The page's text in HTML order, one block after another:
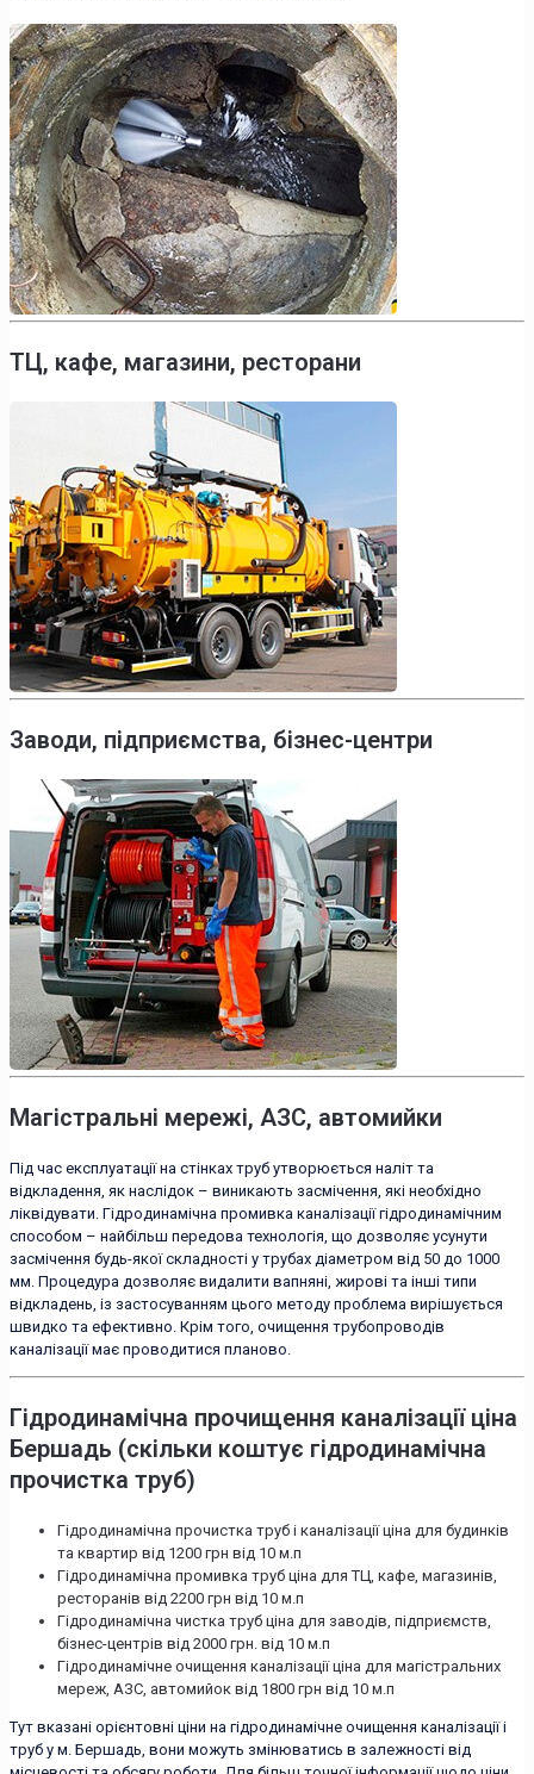
ТЦ, кафе, магазини, ресторани
Заводи, підприємства, бізнес-центри
Магістральні мережі, АЗС, автомийки
Під час експлуатації на стінках труб утворюється наліт та
відкладення, як наслідок – виникають засмічення, які необхідно
ліквідувати. Гідродинамічна промивка каналізації гідродинамічним
способом – найбільш передова технологія, що дозволяє усунути
засмічення будь-якої складності у трубах діаметром від 50 до 1000
мм. Процедура дозволяє видалити вапняні, жирові та інші типи
відкладень, із застосуванням цього методу проблема вирішується
швидко та ефективно. Крім того, очищення трубопроводів
каналізації має проводитися планово.
Гідродинамічна прочищення каналізації ціна
Бершадь (скільки коштує гідродинамічна
прочистка труб)
Гідродинамічна прочистка труб і каналізації ціна для будинків
та квартир від 1200 грн від 10 м.п
Гідродинамічна промивка труб ціна для ТЦ, кафе, магазинів,
ресторанів від 2200 грн від 10 м.п
Гідродинамічна чистка труб ціна для заводів, підприємств,
бізнес-центрів від 2000 грн. від 10 м.п
Гідродинамічне очищення каналізації ціна для магістральних
мереж, АЗС, автомийок від 1800 грн від 10 м.п
Тут вказані орієнтовні ціни на гідродинамічне очищення каналізації і
труб у м. Бершадь, вони можуть змінюватись в залежності від